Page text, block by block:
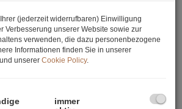
Zimmer 3
(jederzeit widerrufbaren) Einwilligung
Verbesserung unserer Website sowie zur
verwenden, die dazu personenbezogene
Informationen finden Sie in unserer
und unserer Cookie Policy.
immer